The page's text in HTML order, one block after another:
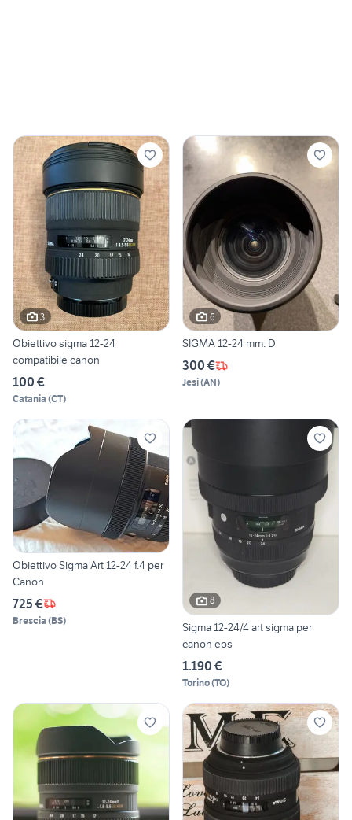
3
Obiettivo sigma 12-24
compatibile canon
100 €
Catania (CT)
6
SIGMA 12-24 mm. D
300 €
Jesi(AN)
Obiettivo Sigma Art 12-24 f.4 per
Canon
725 €
Brescia (BS)
8
Sigma 12-24/4 art sigma per
canon eos
1.190 €
Torino(TO)